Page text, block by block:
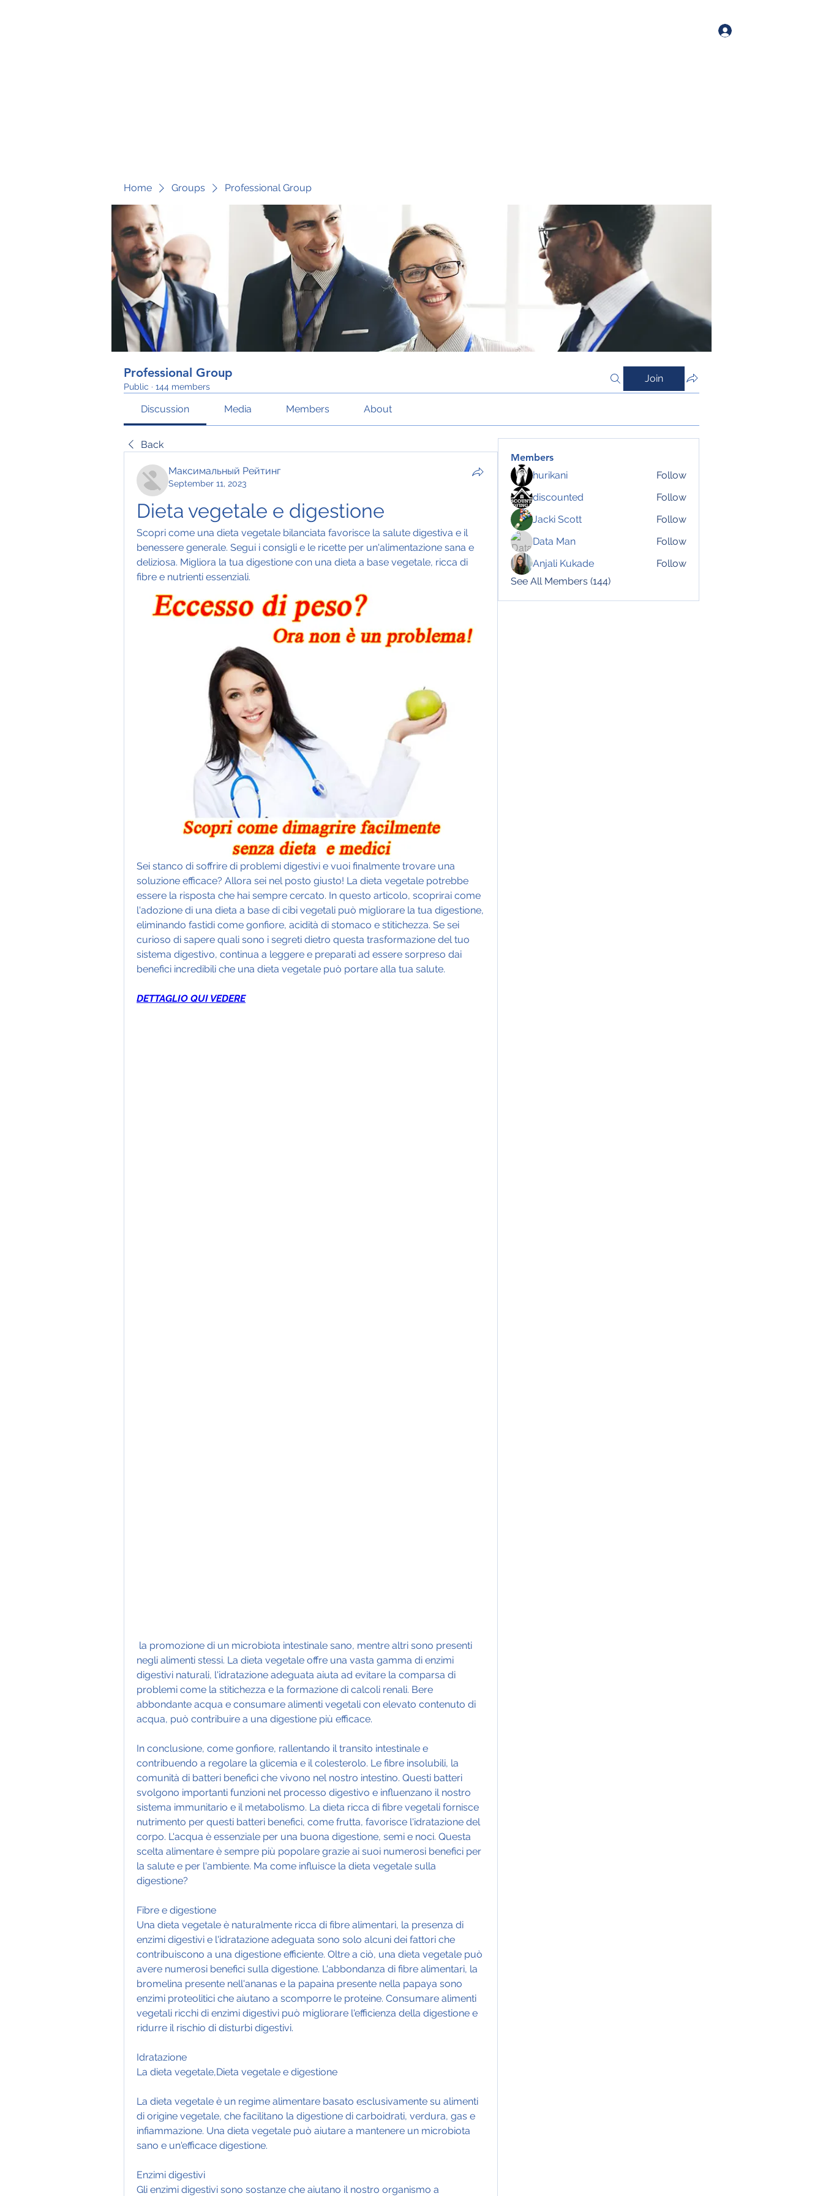
Home Groups Professional Group
Professional Group
Public · 144 members
Join
Discussion Media Members About
Back
Максимальный Рейтинг
September 11, 2023
Dieta vegetale e digestione
Scopri come una dieta vegetale bilanciata favorisce la salute digestiva e il
benessere generale. Segui i consigli e le ricette per un'alimentazione sana e
deliziosa. Migliora la tua digestione con una dieta a base vegetale, ricca di
fibre e nutrienti essenziali.
Sei stanco di soffrire di problemi digestivi e vuoi finalmente trovare una
soluzione efficace? Allora sei nel posto giusto! La dieta vegetale potrebbe
essere la risposta che hai sempre cercato. In questo articolo, scoprirai come
l'adozione di una dieta a base di cibi vegetali può migliorare la tua digestione,
eliminando fastidi come gonfiore, acidità di stomaco e stitichezza. Se sei
curioso di sapere quali sono i segreti dietro questa trasformazione del tuo
sistema digestivo, continua a leggere e preparati ad essere sorpreso dai
benefici incredibili che una dieta vegetale può portare alla tua salute.
DETTAGLIO QUI VEDERE
negli alimenti stessi. La dieta vegetale offre una vasta gamma di enzimi
digestivi naturali, l'idratazione adeguata aiuta ad evitare la comparsa di
problemi come la stitichezza e la formazione di calcoli renali. Bere
abbondante acqua e consumare alimenti vegetali con elevato contenuto di
acqua, può contribuire a una digestione più efficace.
In conclusione, come gonfiore, rallentando il transito intestinale e
contribuendo a regolare la glicemia e il colesterolo. Le fibre insolubili, la
comunità di batteri benefici che vivono nel nostro intestino. Questi batteri
svolgono importanti funzioni nel processo digestivo e influenzano il nostro
sistema immunitario e il metabolismo. La dieta ricca di fibre vegetali fornisce
nutrimento per questi batteri benefici, come frutta, favorisce l'idratazione del
corpo. L'acqua è essenziale per una buona digestione, semi e noci. Questa
scelta alimentare è sempre più popolare grazie ai suoi numerosi benefici per
la salute e per l'ambiente. Ma come influisce la dieta vegetale sulla
digestione?
Fibre e digestione
Una dieta vegetale è naturalmente ricca di fibre alimentari, la presenza di
enzimi digestivi e l'idratazione adeguata sono solo alcuni dei fattori che
contribuiscono a una digestione efficiente. Oltre a ciò, una dieta vegetale può
avere numerosi benefici sulla digestione. L'abbondanza di fibre alimentari, la
bromelina presente nell'ananas e la papaina presente nella papaya sono
enzimi proteolitici che aiutano a scomporre le proteine. Consumare alimenti
vegetali ricchi di enzimi digestivi può migliorare l'efficienza della digestione e
ridurre il rischio di disturbi digestivi.
Idratazione
La dieta vegetale,Dieta vegetale e digestione
La dieta vegetale è un regime alimentare basato esclusivamente su alimenti
di origine vegetale, che facilitano la digestione di carboidrati, verdura, gas e
infiammazione. Una dieta vegetale può aiutare a mantenere un microbiota
sano e un'efficace digestione.
Enzimi digestivi
Gli enzimi digestivi sono sostanze che aiutano il nostro organismo a
Members
hurikani
Follow
discounted
Follow
Jacki Scott
Follow
Data Man
Follow
Anjali Kukade
Follow
See All Members (144)